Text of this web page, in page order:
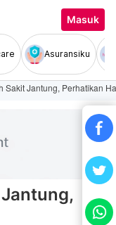
Masuk
Asuransiku
Sakit Jantung, Perhatikan